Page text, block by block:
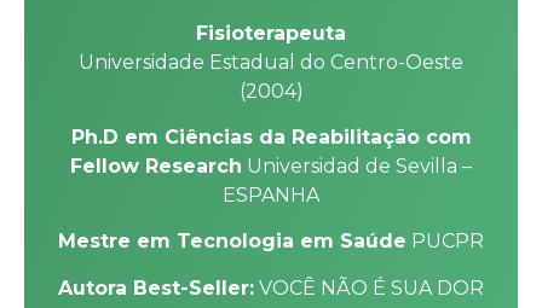
Fisioterapeuta
Universidade Estadual do Centro-Oeste
(2004)
Ph.D em Ciências da Reabilitação com
Fellow Research Universidad de Sevilla –
ESPANHA
Mestre em Tecnologia em Saúde PUCPR
Autora Best-Seller: VOCÊ NÃO É SUA DOR